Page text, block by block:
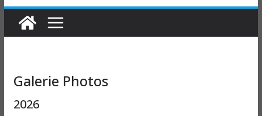
Galerie Photos
2026